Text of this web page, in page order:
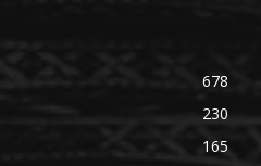
678
230
165